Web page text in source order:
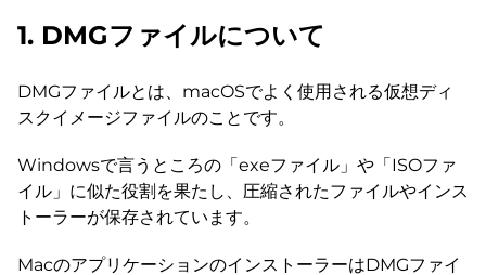
1. DMGファイルについて
DMGファイルとは、macOSでよく使用される仮想ディ
スクイメージファイルのことです。
Windowsで言うところの「exeファイル」や「ISOファ
イル」に似た役割を果たし、圧縮されたファイルやインス
トーラーが保存されています。
MacのアプリケーションのインストーラーはDMGファイ